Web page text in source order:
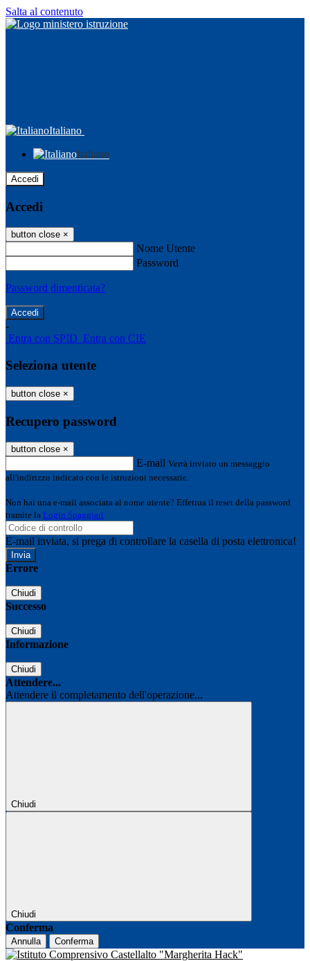
Salta al contenuto
Italiano
Italiano
Accedi
Accedi
button close ×
Nome Utente
Password
Password dimenticata?
-
Entra con SPID Entra con CIE
Seleziona utente
button close ×
Recupero password
button close ×
E-mail Verrà inviato un messaggio
all'indirizzo indicato con le istruzioni necessarie.
Non hai una e-mail associata al nome utente? Effettua il reset della password
tramite la Login Spaggiari
E-mail inviata, si prega di controllare la casella di posta elettronica!
Errore
Chiudi
Successo
Chiudi
Informazione
Chiudi
Attendere...
Attendere il completamento dell'operazione...
Chiudi
Chiudi
Conferma
Annulla Conferma